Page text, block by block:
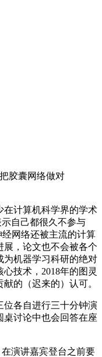
胶囊网络做对
计算机科学界的学术
自己都很久不参与
网络还被主流的计算
，论文也不会被各个
为机器学习科研的绝对
技术，2018年的图灵
的（迟来的）认可。
各自进行三十分钟演
讨论中也会回答在座
演讲嘉宾登台之前要